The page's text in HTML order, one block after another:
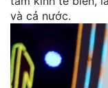
và cả nước.